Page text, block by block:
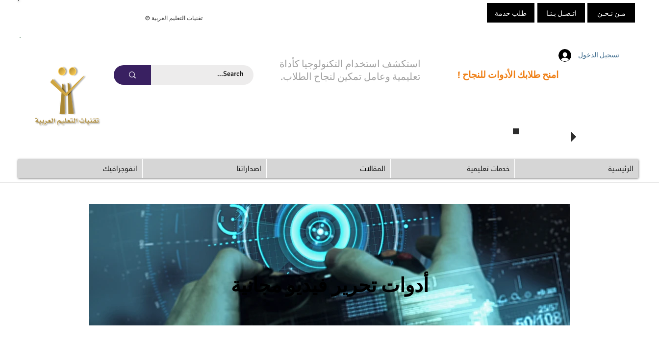
© تقنيات التعليم العربية
طلب خدمة اتـصـل بـنـا مـن نـحـن
استكشف استخدام التكنولوجيا كأداة
تعليمية وعامل تمكين لنجاح الطلاب.
تسجيل الدخول
امنح طلابك الأدوات للنجاح !
الرئيسية خدمات تعليمية المقالات اصداراتنا انفوجرافيك
أدوات تحرير فيديو مجانية